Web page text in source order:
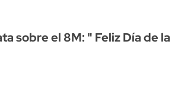
sobre el 8M: " Feliz Día de la